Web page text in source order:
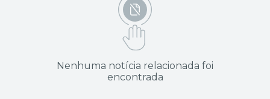
Nenhuma notícia relacionada foi
encontrada